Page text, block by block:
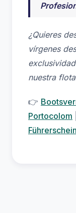
¿Quieres
vírgenes
nuestra
👉
Portocolom
Führerschein